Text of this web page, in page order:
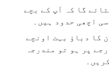
گا کہ آپ کے بچے
اچھی حدود ہیں۔
کا دباؤ بہت اونچے
پر ہو تو مندرجہ